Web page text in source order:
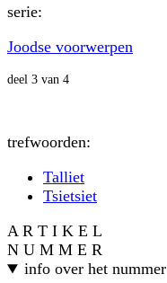
serie:
Joodse voorwerpen
deel 3 van 4
trefwoorden:
Talliet
Tsietsiet
A R T I K E L
N U M M E R
info over het nummer